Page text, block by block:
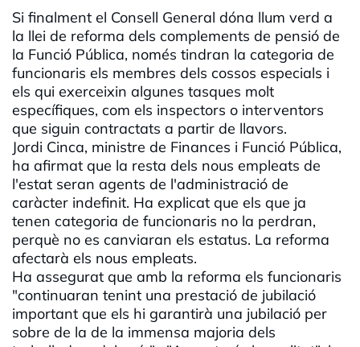
Si finalment el Consell General dóna llum verd a
la llei de reforma dels complements de pensió de
la Funció Pública, només tindran la categoria de
funcionaris els membres dels cossos especials i
els qui exerceixin algunes tasques molt
específiques, com els inspectors o interventors
que siguin contractats a partir de llavors.
Jordi Cinca, ministre de Finances i Funció Pública,
ha afirmat que la resta dels nous empleats de
l'estat seran agents de l'administració de
caràcter indefinit. Ha explicat que els que ja
tenen categoria de funcionaris no la perdran,
perquè no es canviaran els estatus. La reforma
afectarà els nous empleats.
Ha assegurat que amb la reforma els funcionaris
"continuaran tenint una prestació de jubilació
important que els hi garantirà una jubilació per
sobre de la de la immensa majoria dels